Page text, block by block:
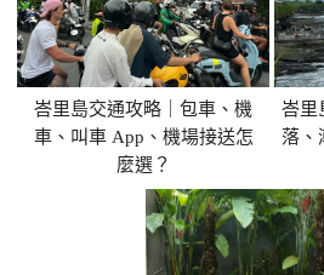
峇里島交通攻略｜包車、機
車、叫車 App、機場接送怎
麼選？
峇里
落、